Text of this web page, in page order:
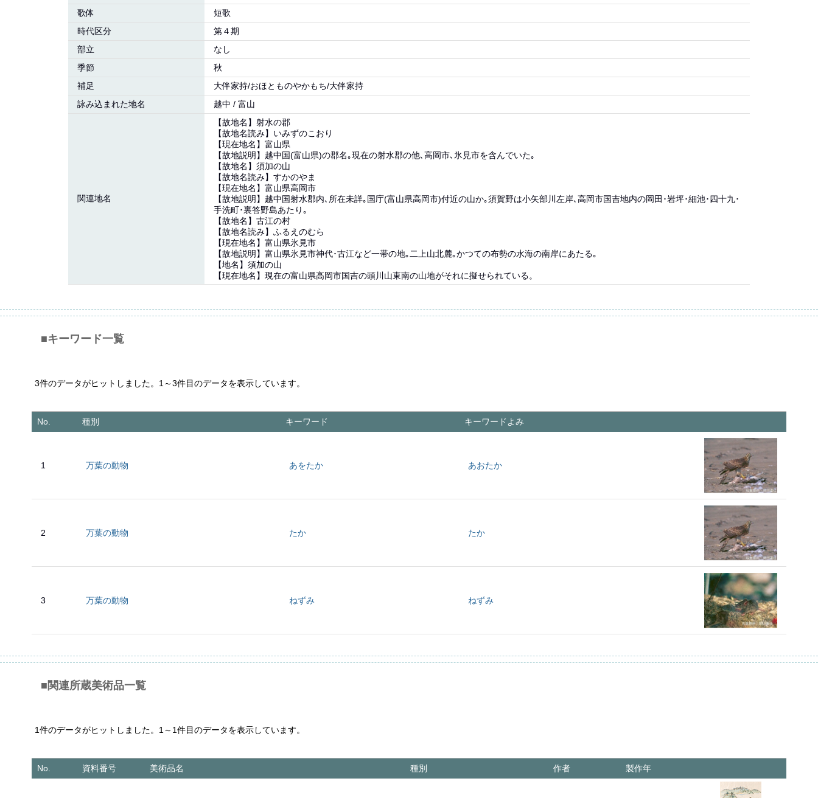
歌体
短歌
時代区分
第４期
部立
なし
季節
秋
補足
大伴家持/おほとものやかもち/大伴家持
詠み込まれた地名
越中 / 富山
関連地名
【故地名】射水の郡
【故地名読み】いみずのこおり
【現在地名】富山県
【故地説明】越中国(富山県)の郡名｡現在の射水郡の他､高岡市､氷見市を含んでいた｡
【故地名】須加の山
【故地名読み】すかのやま
【現在地名】富山県高岡市
【故地説明】越中国射水郡内､所在未詳｡国庁(富山県高岡市)付近の山か｡須賀野は小矢部川左岸､高岡市国吉地内の岡田･岩坪･細池･四十九･
手洗町･裏答野島あたり｡
【故地名】古江の村
【故地名読み】ふるえのむら
【現在地名】富山県氷見市
【故地説明】富山県氷見市神代･古江など一帯の地｡二上山北麓｡かつての布勢の水海の南岸にあたる｡
【地名】須加の山
【現在地名】現在の富山県高岡市国吉の頭川山東南の山地がそれに擬せられている。
■キーワード一覧
3件のデータがヒットしました。1～3件目のデータを表示しています。
No. 種別 キーワード キーワードよみ
1 万葉の動物 あをたか あおたか
2 万葉の動物 たか たか
3 万葉の動物 ねずみ ねずみ
■関連所蔵美術品一覧
1件のデータがヒットしました。1～1件目のデータを表示しています。
No. 資料番号 美術品名 種別 作者 製作年